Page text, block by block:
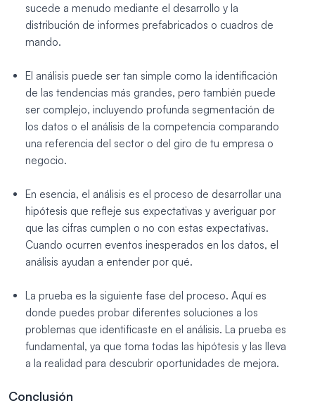
sucede a menudo mediante el desarrollo y la
distribución de informes prefabricados o cuadros de
mando.
El análisis puede ser tan simple como la identificación
de las tendencias más grandes, pero también puede
ser complejo, incluyendo profunda segmentación de
los datos o el análisis de la competencia comparando
una referencia del sector o del giro de tu empresa o
negocio.
En esencia, el análisis es el proceso de desarrollar una
hipótesis que refleje sus expectativas y averiguar por
que las cifras cumplen o no con estas expectativas.
Cuando ocurren eventos inesperados en los datos, el
análisis ayudan a entender por qué.
La prueba es la siguiente fase del proceso. Aquí es
donde puedes probar diferentes soluciones a los
problemas que identificaste en el análisis. La prueba es
fundamental, ya que toma todas las hipótesis y las lleva
a la realidad para descubrir oportunidades de mejora.
Conclusión